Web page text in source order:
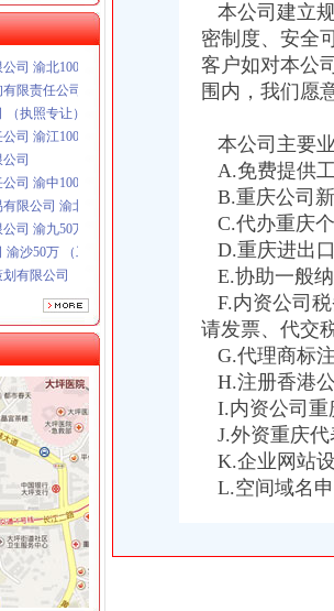
司 渝北10010万 (进出口权)
限责任公司 渝九1000万 （增资）
执照专让）
司 渝江100万 （工商注册）
司
司 渝中100万 （进出口权）
限公司 渝北100万 （进出口权）
司 渝九50万 （工商注册）
沙50万 （工商注册）
划有限公司
司
司 渝北10010万 (进出口权)
限责任公司 渝九1000万 （增资）
（执照专让）
公司
司 渝中100万 （进出口权）
限公司 渝北100万 （进出口权）
司 渝九50万 （工商注册）
沙50万 （工商注册）
划有限公司
公司
问题
般纳税人资质提交说明-阿里巴巴商友圈
税人查询
：http://218.70.65.72:3002/fpcx/
源咨询—专业代办安全生产许可证-重庆爱问
本公司建立
密制度、安全
客户如对本公
围内，我们愿
本公司主要
A.免费提供
B.重庆公司
C.代办重庆
D.重庆进出
E.协助一般
F.内资公司
请发票、代交
G.代理商标
H.注册香港
I.内资公司重
J.外资重庆代
K.企业网站
L.空间域名